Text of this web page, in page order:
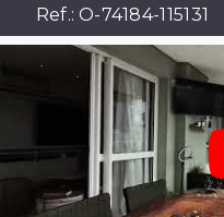
Ref.: O-74184-115131